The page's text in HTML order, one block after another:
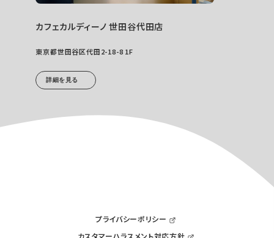
カフェカルディーノ 世田谷代田店
東京都世田谷区代田2-18-8 1F
詳細を見る
プライバシーポリシー